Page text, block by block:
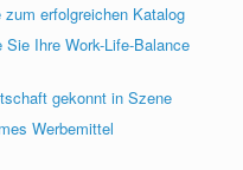
erfolgreichen Katalog
Ihre Work-Life-Balance
gekonnt in Szene
Werbemittel